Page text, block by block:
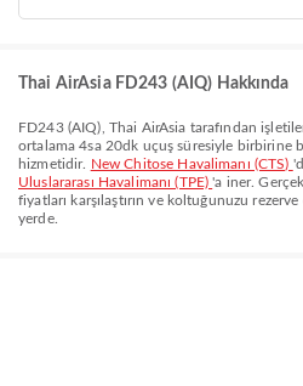
Thai AirAsia FD243 (AIQ) Hakkında
FD243(AIQ), Thai AirAsia tarafından
ortalama4sa 20dk uçuş süresiyle birbirine
hizmetidir. New Chitose Havalimanı (CTS)
Uluslararası Havalimanı (TPE)'a iner.
fiyatları karşılaştırın ve koltuğunuzu
yerde.